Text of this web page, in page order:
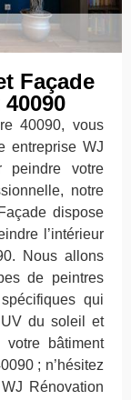
Façade
40090, vous
entreprise WJ
peindre votre
notre
dispose
l’intérieur
Nous allons
de peintres
qui
du soleil et
bâtiment
; n’hésitez
Rénovation